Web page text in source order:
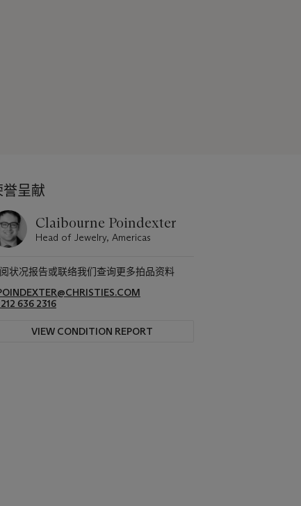
誉呈献
Claibourne Poindexter
Head of Jewelry, Americas
状况报告或联络我们查询更多拍品资料
212 636 2316
VIEW CONDITION REPORT